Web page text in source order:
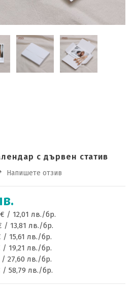
с дървен статив
Напишете отзив
/ 12,01 лв./бр.
/ 13,81 лв./бр.
15,61 лв./бр.
/ 19,21 лв./бр.
27,60 лв./бр.
/ 58,79 лв./бр.